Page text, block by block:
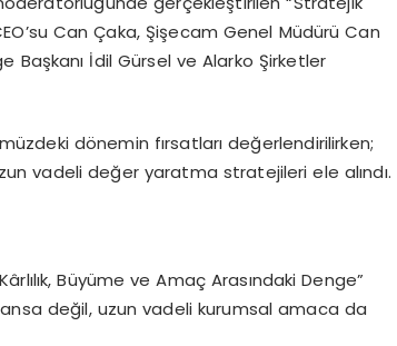
Can Çaka, Şişecam Genel Müdürü Can
Başkanı İdil Gürsel ve Alarko Şirketler
dönemin fırsatları değerlendirilirken;
vadeli değer yaratma stratejileri ele alındı.
Büyüme ve Amaç Arasındaki Denge”
değil, uzun vadeli kurumsal amaca da